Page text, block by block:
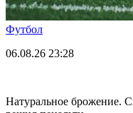
Футбол
06.08.26 23:28
Натуральное брожение.